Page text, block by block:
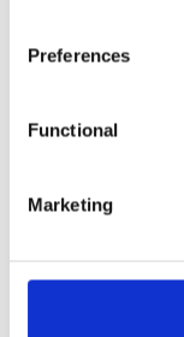
Preferences
Functional
Marketing
patrimoniales
succession,
Le contrat
justement
Maîtrise de
d’intégrer
différents,